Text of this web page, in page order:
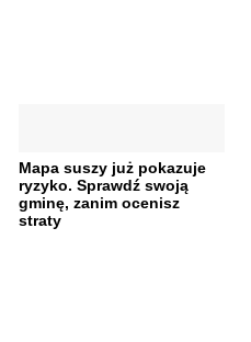
Mapa suszy już pokazuje
ryzyko. Sprawdź swoją
gminę, zanim ocenisz
straty